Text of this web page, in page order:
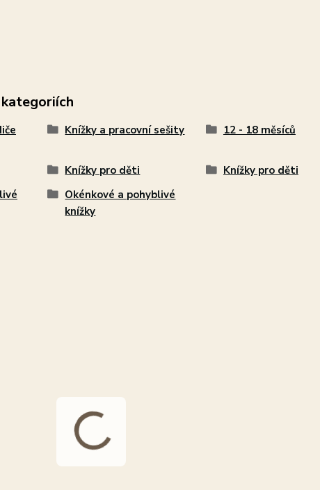
Knížky a pracovní sešity 12 - 18 měsíců
Knížky pro děti Knížky pro děti
Okénkové a pohyblivé
knížky